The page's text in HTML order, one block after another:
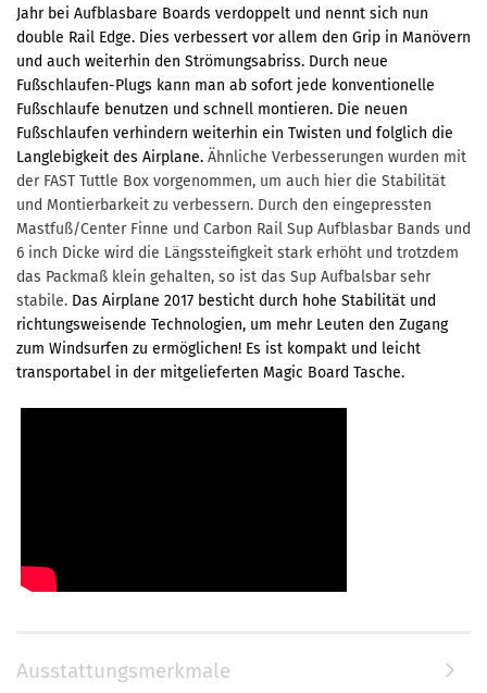
Jahr bei Aufblasbare Boards verdoppelt und nennt sich nun
double Rail Edge. Dies verbessert vor allem den Grip in Manövern
und auch weiterhin den Strömungsabriss. Durch neue
Fußschlaufen-Plugs kann man ab sofort jede konventionelle
Fußschlaufe benutzen und schnell montieren. Die neuen
Fußschlaufen verhindern weiterhin ein Twisten und folglich die
Langlebigkeit des Airplane. Ähnliche Verbesserungen wurden mit
der FAST Tuttle Box vorgenommen, um auch hier die Stabilität
und Montierbarkeit zu verbessern. Durch den eingepressten
Mastfuß/Center Finne und Carbon Rail Sup Aufblasbar Bands und
6 inch Dicke wird die Längssteifigkeit stark erhöht und trotzdem
das Packmaß klein gehalten, so ist das Sup Aufbalsbar sehr
stabile. Das Airplane 2017 besticht durch hohe Stabilität und
richtungsweisende Technologien, um mehr Leuten den Zugang
zum Windsurfen zu ermöglichen! Es ist kompakt und leicht
transportabel in der mitgelieferten Magic Board Tasche.
Ausstattungsmerkmale